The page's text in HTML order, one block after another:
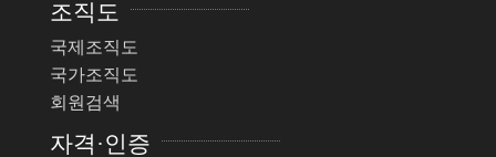
조직도
국제조직도
국가조직도
회원검색
자격·인증